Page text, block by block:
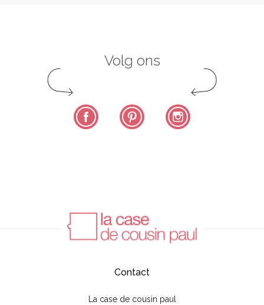
Volg ons
Facebook Pinterest
Contact
La case de cousin paul